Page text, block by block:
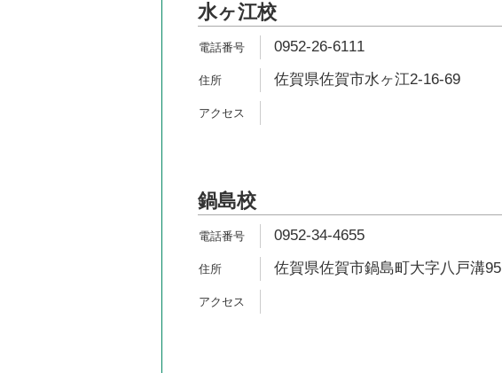
水ヶ江校
0952-26-6111
佐賀県佐賀市水ヶ江2-16-69
鍋島校
0952-34-4655
佐賀県佐賀市鍋島町大字八戸溝95